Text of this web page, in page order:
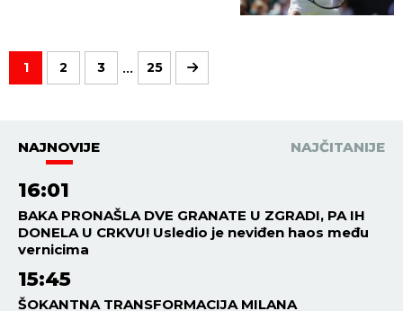
1 2 3 ... 25
NAJNOVIJE NAJČITANIJE
16:01
BAKA PRONAŠLA DVE GRANATE U ZGRADI, PA IH
DONELA U CRKVU! Usledio je neviđen haos među
vernicima
15:45
ŠOKANTNA TRANSFORMACIJA MILANA